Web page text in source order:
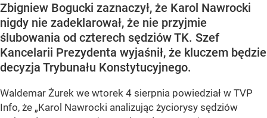
Zbigniew Bogucki zaznaczył, że Karol Nawrocki
nigdy nie zadeklarował, że nie przyjmie
ślubowania od czterech sędziów TK. Szef
Kancelarii Prezydenta wyjaśnił, że kluczem będzie
decyzja Trybunału Konstytucyjnego.
Waldemar Żurek we wtorek 4 sierpnia powiedział w TVP
Info, że „Karol Nawrocki analizując życiorysy sędziów